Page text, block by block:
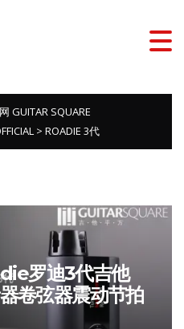
GUITAR SQUARE
> ROADIE 3代
罗迪3代吉他
卷弦器震动节拍